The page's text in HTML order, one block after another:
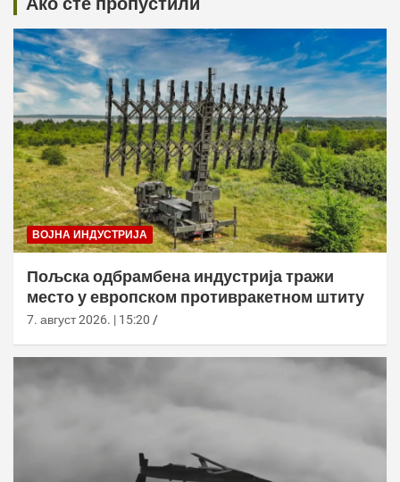
ВОЈНА ИНДУСТРИЈА
Пољска одбрамбена индустрија тражи
место у европском противракетном штиту
7. август 2026. | 15:20